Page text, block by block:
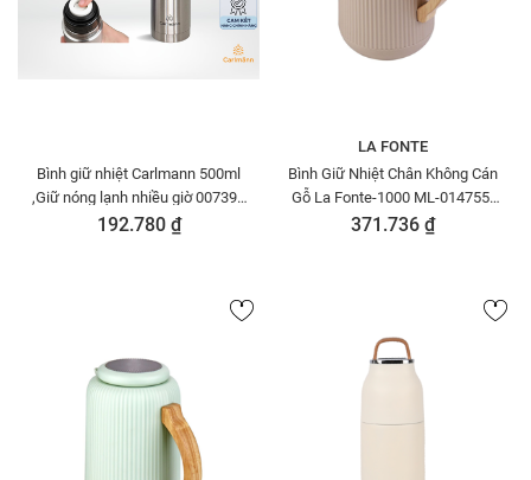
Bình giữ nhiệt Carlmann 500ml
,Giữ nóng lạnh nhiều giờ 007399
- Chất liệu thép không gỉ, Chính
192.780 ₫
LA FONTE
Bình Giữ Nhiệt Chân Không Cán
Gỗ La Fonte-1000 ML-014755-
BEI
371.736 ₫